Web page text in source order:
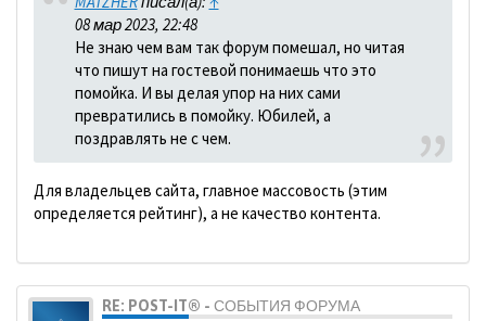
08 мар 2023, 22:48
Не знаю чем вам так форум помешал, но читая
что пишут на гостевой понимаешь что это
помойка. И вы делая упор на них сами
превратились в помойку. Юбилей, а
поздравлять не с чем.
Для владельцев сайта, главное массовость (этим
определяется рейтинг), а не качество контента.
RE: POST-IT® - СОБЫТИЯ ФОРУМА